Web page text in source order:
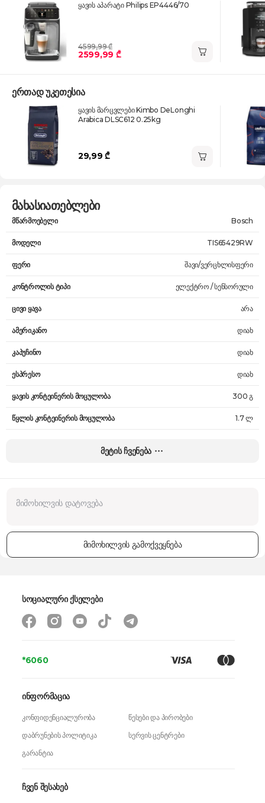
ყავის აპარატი Philips EP4446/70
4599,99 ₾
2599,99 ₾
ერთად უკეთესია
ყავის მარცვლები Kimbo DeLonghi
Arabica DLSC612 0.25kg
29,99 ₾
მახასიათებლები
მწარმოებელი Bosch
მოდელი TIS65429RW
ფერი შავი/ვერცხლისფერი
კონტროლის ტიპი ელექტრო / სენსორული
ცივი ყავა არა
ამერიკანო დიახ
კაპუჩინო დიახ
ესპრესო დიახ
ყავის კონტეინერის მოცულობა 300 გ
წყლის კონტეინერის მოცულობა 1.7 ლ
წნევა
ზომები
წონა
მეტის ჩვენება
მიმოხილვის გამოქვეყნება
*6060
ჩვენ შესახებ
ინფორმაცია
კონფიდენციალურობა
წესები და პირობები
დაბრუნების პოლიტიკა
სერვის ცენტრები
გარანტია
სოციალური ქსელები